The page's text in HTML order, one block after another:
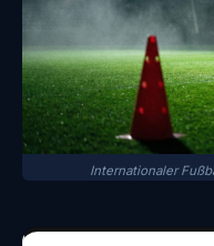
Internationaler